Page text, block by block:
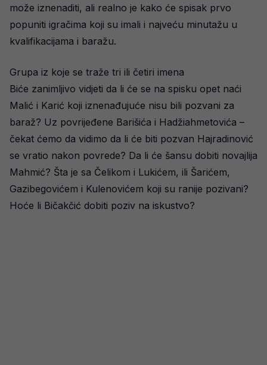
može iznenaditi, ali realno je kako će spisak prvo
popuniti igračima koji su imali i najveću minutažu u
kvalifikacijama i baražu.
Grupa iz koje se traže tri ili četiri imena
Biće zanimljivo vidjeti da li će se na spisku opet naći
Malić i Karić koji iznenađujuće nisu bili pozvani za
baraž? Uz povrijeđene Barišića i Hadžiahmetovića –
čekat ćemo da vidimo da li će biti pozvan Hajradinović
se vratio nakon povrede? Da li će šansu dobiti novajlija
Mahmić? Šta je sa Čelikom i Lukićem, ili Šarićem,
Gazibegovićem i Kulenovićem koji su ranije pozivani?
Hoće li Bičakčić dobiti poziv na iskustvo?